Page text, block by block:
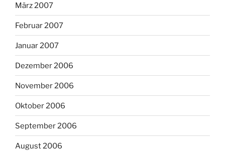
März 2007
Februar 2007
Januar 2007
Dezember 2006
November 2006
Oktober 2006
September 2006
August 2006